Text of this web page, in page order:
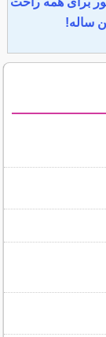
ساله!